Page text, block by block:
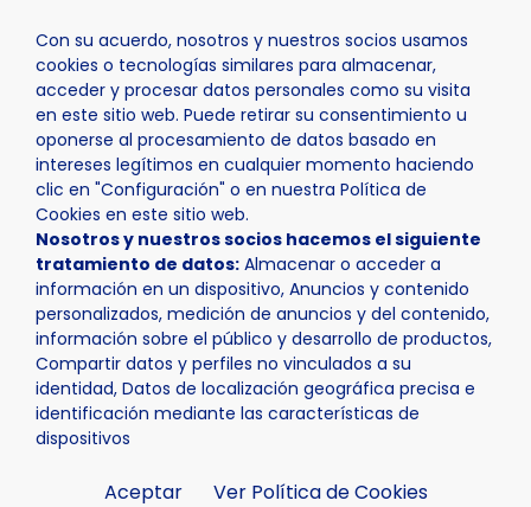
Con su acuerdo, nosotros y nuestros socios usamos
cookies o tecnologías similares para almacenar,
acceder y procesar datos personales como su visita
en este sitio web. Puede retirar su consentimiento u
oponerse al procesamiento de datos basado en
intereses legítimos en cualquier momento haciendo
clic en "Configuración" o en nuestra Política de
Cookies en este sitio web.
Nosotros y nuestros socios hacemos el siguiente
tratamiento de datos: Almacenar o acceder a
información en un dispositivo, Anuncios y contenido
personalizados, medición de anuncios y del contenido,
información sobre el público y desarrollo de productos,
Compartir datos y perfiles no vinculados a su
identidad, Datos de localización geográfica precisa e
identificación mediante las características de
dispositivos
Aceptar Ver Política de Cookies
Inicio Ayuntamiento App Nucía
App Nucía